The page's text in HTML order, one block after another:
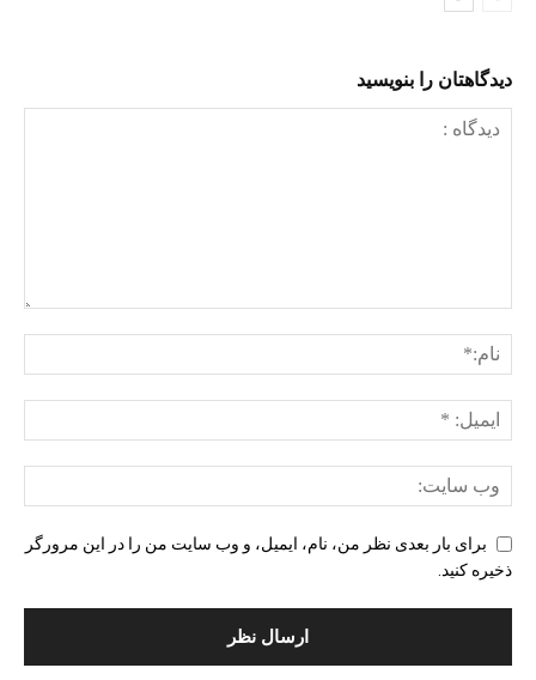
دیدگاهتان را بنویسید
برای بار بعدی نظر من، نام، ایمیل، و وب سایت من را در این مرورگر
ذخیره کنید.